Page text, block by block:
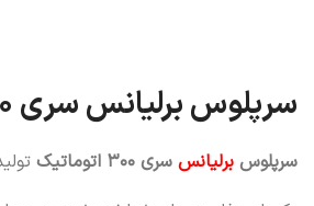
سرپلوس برلیانس سری ۳۰۰ اتوماتیک
سرپلوس برلیانس سری ۳۰۰ اتوماتیک